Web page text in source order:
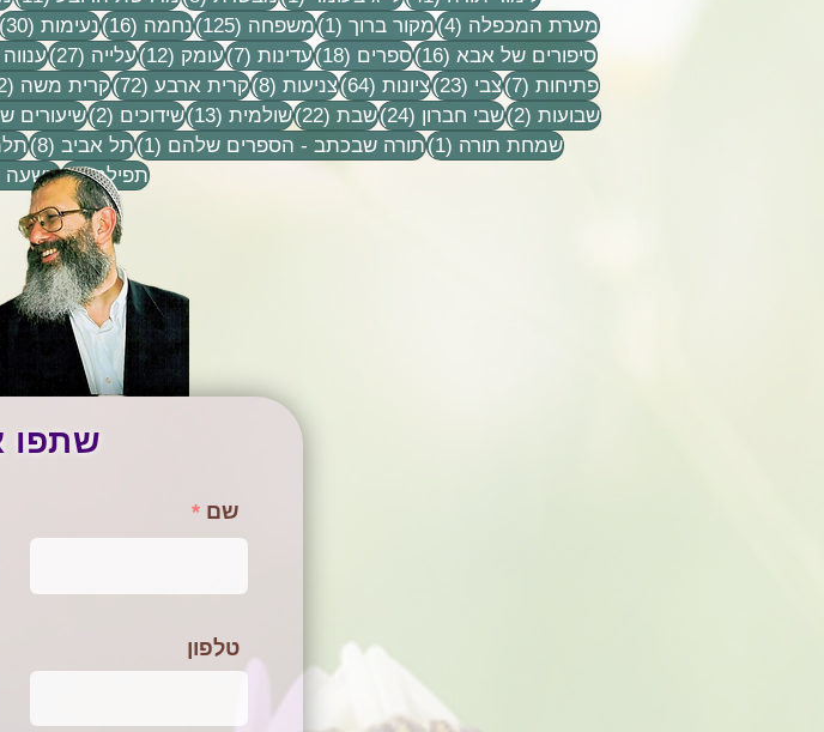
מערת המכפלה (4) 4 פוסטיםמקור ברוך (1) פוסט 1
משפחה (125) 125 פוסטים
נחמה (16) 16 פוסטים
נעימות (30)
סיפורים של אבא (16) 16 פוסטים
ספרים (18) 18 פוסטים
עדינות (7) 7 פוסטיםעומק (12) 12 פוסטים
עלייה (27) 27 פוסטים
ענווה
פתיחות (7) 7 פוסטיםצבי (23) 23 פוסטים
ציונות (64) 64 פוסטים
צניעות (8) 8 פוסטיםקרית ארבע (72) 72 פוסטים
קרית משה (12)
שבועות (2) 2 פוסטיםשבי חברון (24) 24 פוסטים
שבת (22) 22 פוסטים
שולמית (13) 13 פוסטים
שידוכים (2) 2 פוסטיםשיעורים
שמחת תורה (1) פוסט 1
תורה שבכתב - הספרים שלהם (1) פוסט 1
תל אביב (8) 8 פוסטים
תפילה (9) 9 פוסטיםתשעה
שתפו
שם
טלפון